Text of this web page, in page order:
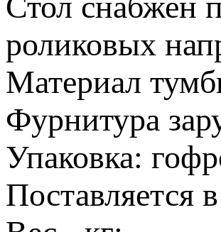
роликовых
Материал
Фурнитура
Упаковка:
Поставляется